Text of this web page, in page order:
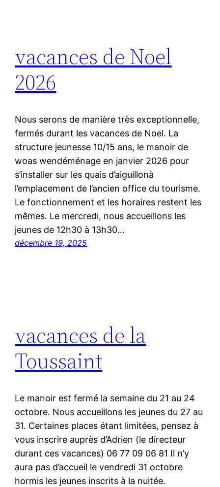
vacances de Noel
2026
Nous serons de manière très exceptionnelle,
fermés durant les vacances de Noel. La
structure jeunesse 10/15 ans, le manoir de
woas wendéménage en janvier 2026 pour
s’installer sur les quais d’aiguillonà
l’emplacement de l’ancien office du tourisme.
Le fonctionnement et les horaires restent les
mêmes. Le mercredi, nous accueillons les
jeunes de 12h30 à 13h30…
décembre 19, 2025
vacances de la
Toussaint
Le manoir est fermé la semaine du 21 au 24
octobre. Nous accueillons les jeunes du 27 au
31. Certaines places étant limitées, pensez à
vous inscrire auprès d’Adrien (le directeur
durant ces vacances) 06 77 09 06 81 Il n’y
aura pas d’accueil le vendredi 31 octobre
hormis les jeunes inscrits à la nuitée.